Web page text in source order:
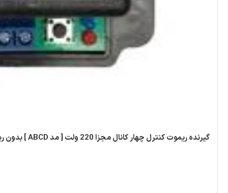
گیرنده ریموت کنترل چهار کانال مجزا 220 ولت [ مد ABCD ] بدون ریموت